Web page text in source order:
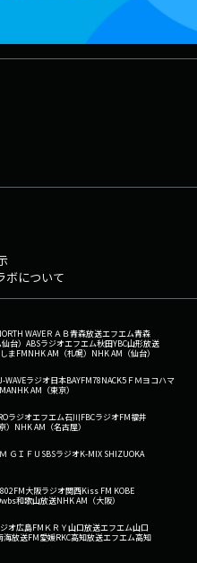
ボについて
WAVEＲＡＢ青森放送エフエム青森
台） ABSラジオエフエム秋田YBC山形放送
まFMNHK AM（札幌） NHK AM（仙台）
WAVEラジオ日本BAYFM78NACK5 ＦＭヨコハマ
NHK AM（東京）
ラジオエフエム石川FBCラジオFM福井
） NHK AM（名古屋）
ＧＩＦＵ SBSラジオK-MIX SHIZUOKA
FM大阪ラジオ関西Kiss FM KOBE
wbs和歌山放送NHK AM（大阪）
オ広島FM ＫＲＹ山口放送エフエム山口
海放送FM愛媛RKC高知放送エフエム高知